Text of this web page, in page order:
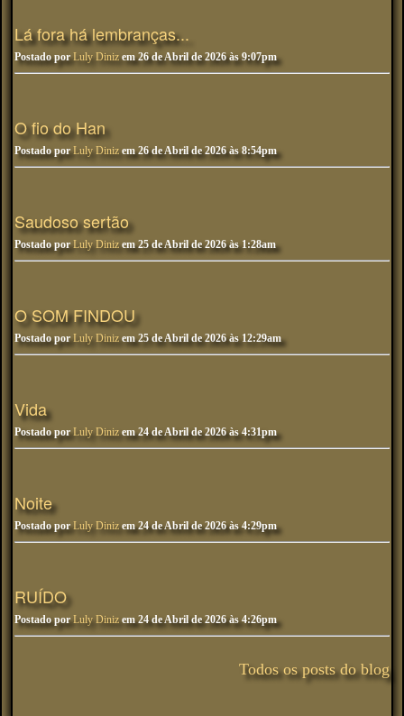
Lá fora há lembranças...
Postado porLuly Diniz em 26 de Abril de 2026 às 9:07pm
O fio do Han
Postado porLuly Diniz em 26 de Abril de 2026 às 8:54pm
Saudoso sertão
Postado porLuly Diniz em 25 de Abril de 2026 às 1:28am
O SOM FINDOU
Postado porLuly Diniz em 25 de Abril de 2026 às 12:29am
Vida
Postado porLuly Diniz em 24 de Abril de 2026 às 4:31pm
Noite
Postado porLuly Diniz em 24 de Abril de 2026 às 4:29pm
RUÍDO
Postado porLuly Diniz em 24 de Abril de 2026 às 4:26pm
Todos os posts do blog